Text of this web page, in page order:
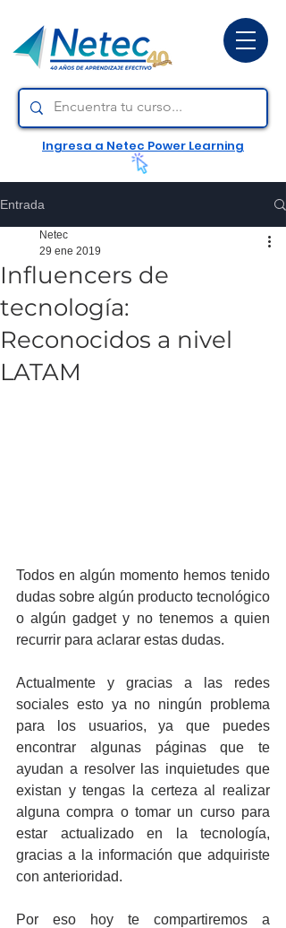
Ingresa a Netec Power Learning
Entrada
Influencers de
tecnología:
Reconocidos a nivel
LATAM
Netec
29 ene 2019
Todos en algún momento hemos tenido
dudas sobre algún producto tecnológico
o algún gadget y no tenemos a quien
recurrir para aclarar estas dudas.
Actualmente y gracias a las redes
sociales esto ya no ningún problema
para los usuarios, ya que puedes
encontrar algunas páginas que te
ayudan a resolver las inquietudes que
existan y tengas la certeza al realizar
alguna compra o tomar un curso para
estar actualizado en la tecnología,
gracias a la información que adquiriste
con anterioridad.
Por eso hoy te compartiremos a